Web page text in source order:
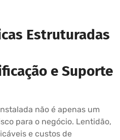
Estruturadas
e Suporte
não é apenas um
para o negócio. Lentidão,
e custos de